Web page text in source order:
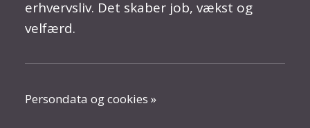
erhvervsliv. Det skaber job, vækst og
velfærd.
Persondata og cookies »